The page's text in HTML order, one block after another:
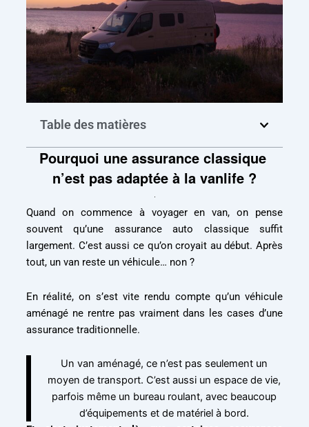
Table des matières
Pourquoi une assurance classique
n’est pas adaptée à la vanlife ?
Quand on commence à voyager en van, on pense
souvent qu’une assurance auto classique suffit
largement. C’est aussi ce qu’on croyait au début. Après
tout, un van reste un véhicule… non ?
En réalité, on s’est vite rendu compte qu’un véhicule
aménagé ne rentre pas vraiment dans les cases d’une
assurance traditionnelle.
Un van aménagé, ce n’est pas seulement un
moyen de transport. C’est aussi un espace de vie,
parfois même un bureau roulant, avec beaucoup
d’équipements et de matériel à bord.